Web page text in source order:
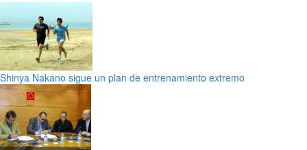
Shinya Nakano sigue un plan de entrenamiento extremo